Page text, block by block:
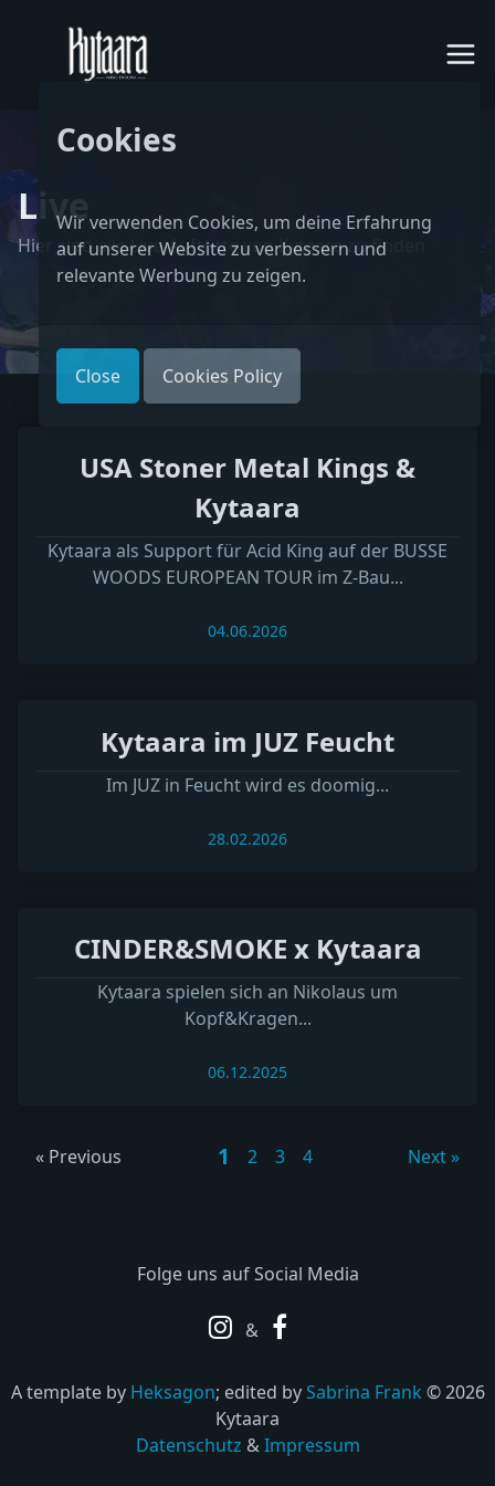
Live
Hier sind alle Live-Auftritte von Kytaara zu finden
USA Stoner Metal Kings &
Kytaara
Kytaara als Support für Acid King auf der BUSSE
WOODS EUROPEAN TOUR im Z-Bau...
04.06.2026
Kytaara im JUZ Feucht
Im JUZ in Feucht wird es doomig...
28.02.2026
CINDER&SMOKE x Kytaara
Kytaara spielen sich an Nikolaus um
Kopf&Kragen...
06.12.2025
« Previous 1 2 3 4 Next »
Folge uns auf Social Media
&
A template by Heksagon; edited bySabrina Frank © 2026
Kytaara
Datenschutz & Impressum
Cookies
Wir verwenden Cookies, um deine Erfahrung
auf unserer Website zu verbessern und
relevante Werbung zu zeigen.
Close Cookies Policy